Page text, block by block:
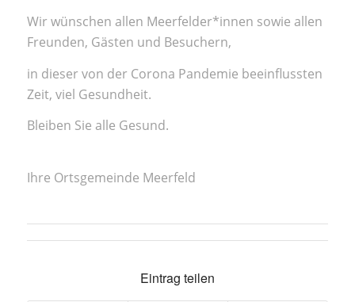
Wir wünschen allen Meerfelder*innen sowie allen
Freunden, Gästen und Besuchern,
in dieser von der Corona Pandemie beeinflussten
Zeit, viel Gesundheit.
Bleiben Sie alle Gesund.
Ihre Ortsgemeinde Meerfeld
Eintrag teilen